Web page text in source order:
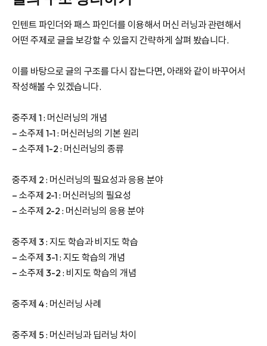
인텐트 파인더와 패스 파인더를 이용해서 머신 러닝과 관련해서
어떤 주제로 글을 보강할 수 있을지 간략하게 살펴 봤습니다.
이를 바탕으로 글의 구조를 다시 잡는다면, 아래와 같이 바꾸어서
작성해볼 수 있겠습니다.
중주제 1 : 머신러닝의 개념
– 소주제 1-1 : 머신러닝의 기본 원리
– 소주제 1-2 : 머신러닝의 종류
중주제 2 : 머신러닝의 필요성과 응용 분야
– 소주제 2-1 : 머신러닝의 필요성
– 소주제 2-2 : 머신러닝의 응용 분야
중주제 3 : 지도 학습과 비지도 학습
– 소주제 3-1 : 지도 학습의 개념
– 소주제 3-2 : 비지도 학습의 개념
중주제 4 : 머신러닝 사례
중주제 5 : 머신러닝과 딥러닝 차이